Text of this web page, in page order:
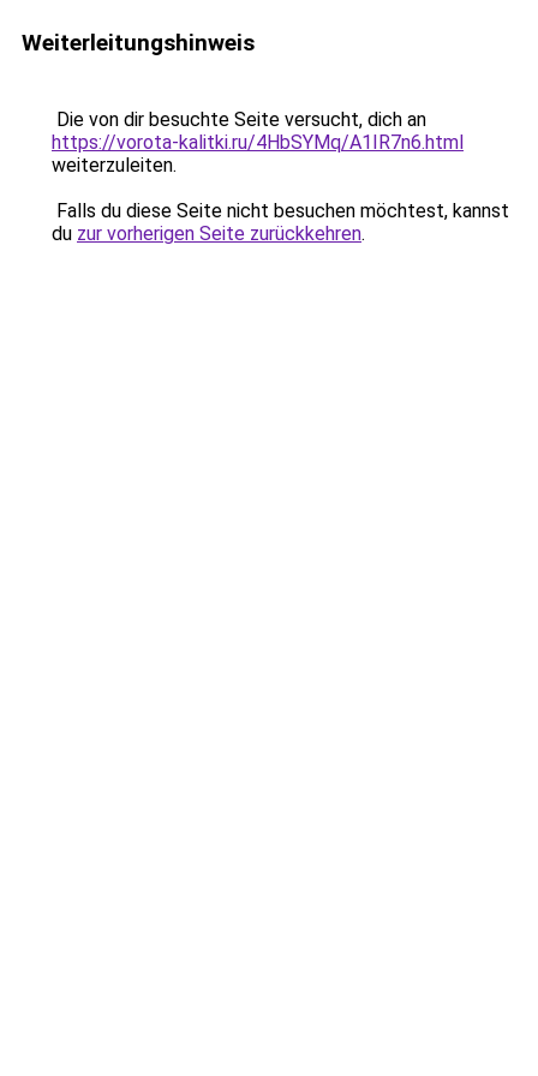
Weiterleitungshinweis
Die von dir besuchte Seite versucht, dich an
https://vorota-kalitki.ru/4HbSYMq/A1IR7n6.html
weiterzuleiten.
Falls du diese Seite nicht besuchen möchtest, kannst
du zur vorherigen Seite zurückkehren.